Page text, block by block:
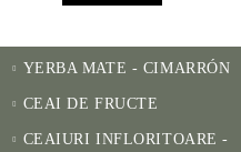
YERBA MATE - CIMARRÓN
CEAI DE FRUCTE
CEAIURI INFLORITOARE -